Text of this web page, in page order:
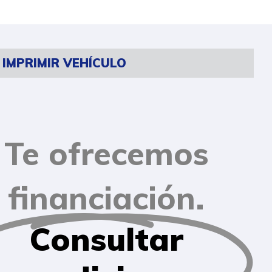
IMPRIMIR VEHÍCULO
Te ofrecemos
financiación.
Consultar